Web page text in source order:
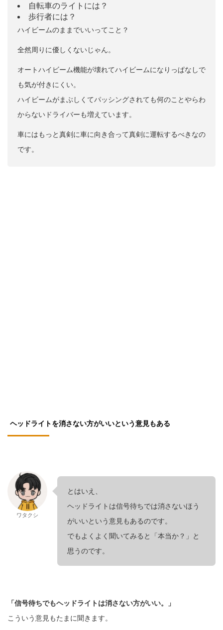
自転車のライトには？
歩行者には？
ハイビームのままでいいってこと？
全然周りに優しくないじゃん。
オートハイビーム機能が壊れてハイビームになりっぱなしで
も気が付きにくい。
ハイビームがまぶしくてパッシングされても何のことやらわ
からないドライバーも増えています。
車にはもっと真剣に車に向き合って真剣に運転するべきなの
です。
ヘッドライトを消さない方がいいという意見もある
ワタクシ
とはいえ、
ヘッドライトは信号待ちでは消さないほう
がいいという意見もあるのです。
でもよくよく聞いてみると「本当か？」と
思うのです。
「信号待ちでもヘッドライトは消さない方がいい。」
こういう意見もたまに聞きます。